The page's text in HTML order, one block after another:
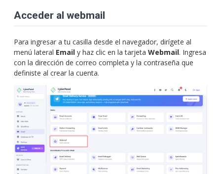
Acceder al webmail
Para ingresar a tu casilla desde el navegador, dirígete al
menú lateral Email y haz clic en la tarjeta Webmail. Ingresa
con la dirección de correo completa y la contraseña que
definiste al crear la cuenta.